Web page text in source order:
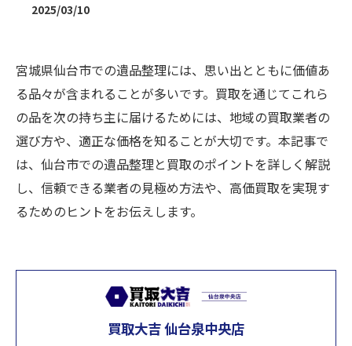
2025/03/10
宮城県仙台市での遺品整理には、思い出とともに価値あ
る品々が含まれることが多いです。買取を通じてこれら
の品を次の持ち主に届けるためには、地域の買取業者の
選び方や、適正な価格を知ることが大切です。本記事で
は、仙台市での遺品整理と買取のポイントを詳しく解説
し、信頼できる業者の見極め方法や、高価買取を実現す
るためのヒントをお伝えします。
買取大吉 仙台泉中央店